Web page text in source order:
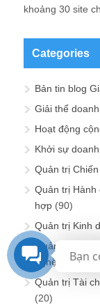
khoảng 30 site
Categories
Bản tin blog
Giải thể
Hoạt động
Khởi sự
Quản trị
Quản trị Hành
hợp (90)
Quản trị Kinh
Quản trị Sản
nghệ – Kỹ
Quản trị Tài
(20)
Bạn